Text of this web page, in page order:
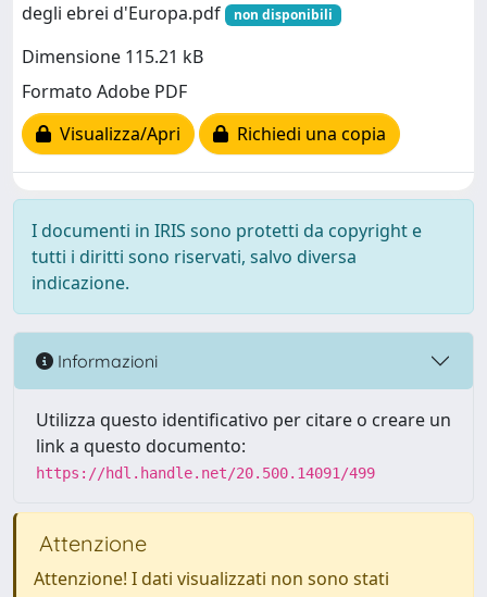
degli ebrei d'Europa.pdf
non disponibili
Dimensione 115.21 kB
Formato Adobe PDF
Visualizza/Apri
Richiedi una copia
I documenti in IRIS sono protetti da copyright e
tutti i diritti sono riservati, salvo diversa
indicazione.
Informazioni
Utilizza questo identificativo per citare o creare un
link a questo documento:
https://hdl.handle.net/20.500.14091/499
Attenzione
Attenzione! I dati visualizzati non sono stati